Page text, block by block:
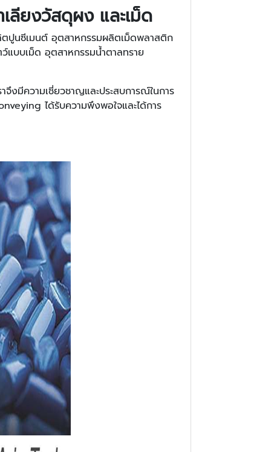
ลียงวัสดุผง และเม็ด
ตปูนซีเมนต์ อุตสาหกรรมผลิตเม็ดพลาสติก
บบเม็ด อุตสาหกรรมน้ำตาลทราย
งมีความเชี่ยวชาญและประสบการณ์ในการ
ได้รับความพึงพอใจและได้การ